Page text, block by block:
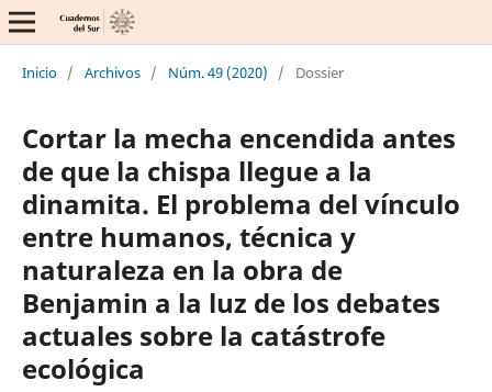
Inicio / Archivos / Núm. 49 (2020) / Dossier
Cortar la mecha encendida antes
de que la chispa llegue a la
dinamita. El problema del vínculo
entre humanos, técnica y
naturaleza en la obra de
Benjamin a la luz de los debates
actuales sobre la catástrofe
ecológica